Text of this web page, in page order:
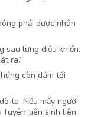
phải dược nhân
sau lưng điều khiển.
ra.”
còn dám tới
ta. Nếu mấy người
tiên sinh liên